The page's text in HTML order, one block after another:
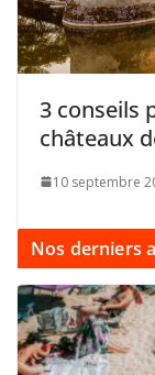
3 conseils
châteaux
10 septembre
Nos derniers